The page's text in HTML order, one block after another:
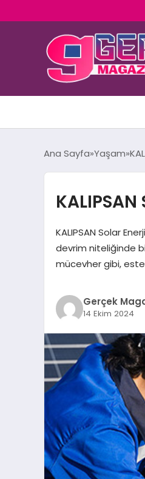
Ana Sayfa Yaşam
KALIPSAN Solar
devrim niteliğinde
mücevher gibi,
Gerçek
14 Ekim 2024